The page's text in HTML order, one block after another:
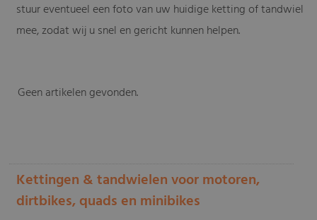
stuur eventueel een foto van uw huidige ketting of tandwiel
mee, zodat wij u snel en gericht kunnen helpen.
Geen artikelen gevonden.
Kettingen & tandwielen voor motoren,
dirtbikes, quads en minibikes